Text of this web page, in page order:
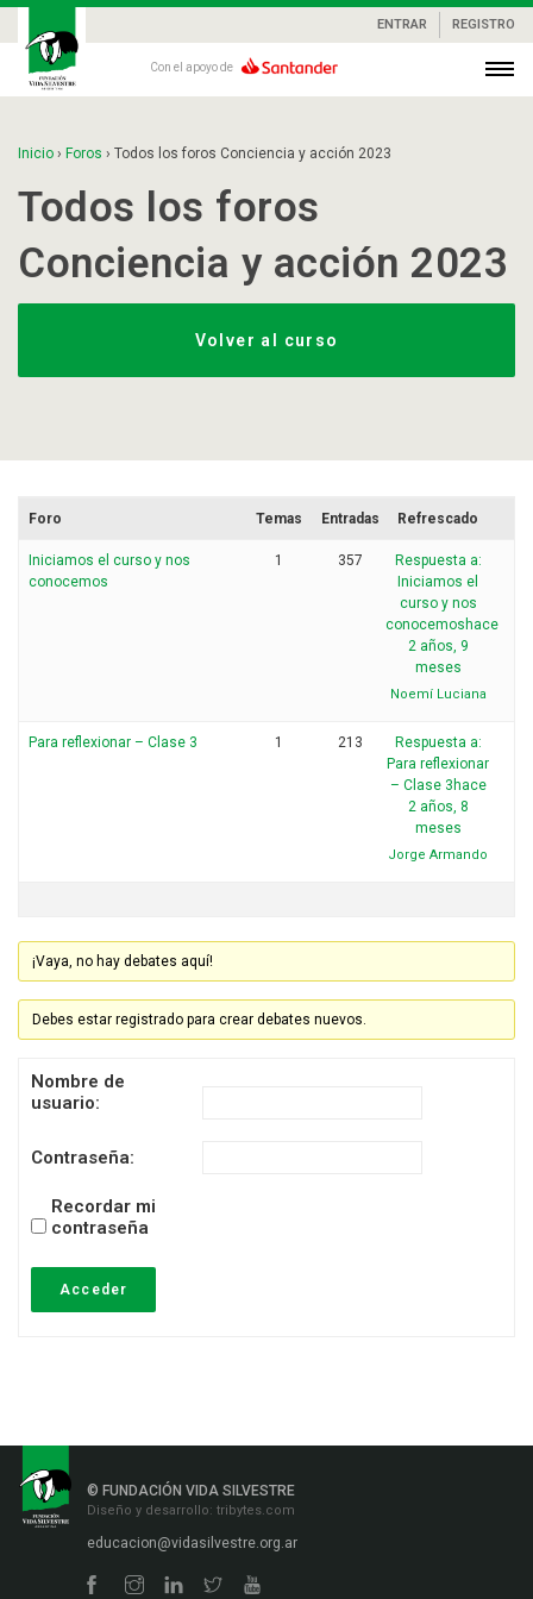
ENTRAR REGISTRO
Con el apoyo de
Inicio › Foros › Todos los foros Conciencia y acción 2023
Todos los foros
Conciencia y acción 2023
Volver al curso
Foro Temas Entradas Refrescado
Iniciamos el curso y nos
conocemos
1 357
Respuesta a:
Iniciamos el
curso y nos
conocemos hace
2 años, 9
meses
Noemí Luciana
Para reflexionar – Clase 3 1 213
Respuesta a:
Para reflexionar
– Clase 3 hace
2 años, 8
meses
Jorge Armando
¡Vaya, no hay debates aquí!
Debes estar registrado para crear debates nuevos.
Nombre de
usuario:
Contraseña:
Recordar mi
contraseña
Acceder
© FUNDACIÓN VIDA SILVESTRE
Diseño y desarrollo: tribytes.com
educacion@vidasilvestre.org.ar